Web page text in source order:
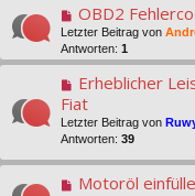
OBD2
Letzter Beitrag von
Antworten: 1
Erheblicher
Fiat
Letzter Beitrag von
Antworten: 39
Motoröl